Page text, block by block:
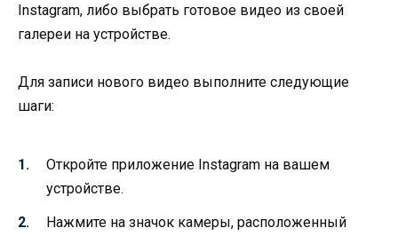
Instagram, либо выбрать готовое видео из своей
галереи на устройстве.
Для записи нового видео выполните следующие
шаги:
Откройте приложение Instagram на вашем
устройстве.
Нажмите на значок камеры, расположенный